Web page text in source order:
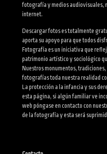
fotografía y medios audiovisuales,
internet.
Descargar fotos es totalmente
aporta su apoyo para que todos
Fotografía es un iniciativa que
patrimonio artístico y sociológico
Nuestros monumentos,
fotografías toda nuestra realidad
La protección a la infancia y sus
esta página, si algún familiar ve
web póngase en contacto con
de la fotografía y esta será